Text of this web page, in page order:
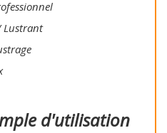
Lustrant
d'utilisation